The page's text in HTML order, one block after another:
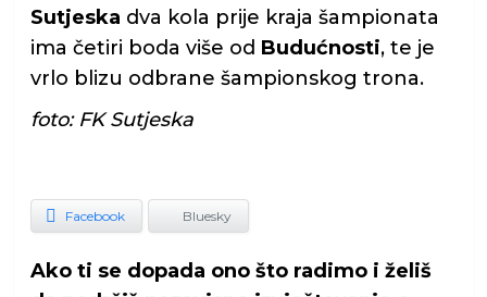
Sutjeska dva kola prije kraja šampionata
ima četiri boda više od Budućnosti, te je
vrlo blizu odbrane šampionskog trona.
foto: FK Sutjeska
Facebook Bluesky
Ako ti se dopada ono što radimo i želiš